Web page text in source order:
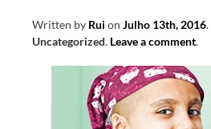
Written by Rui on Julho 13th, 2016.
Uncategorized. Leave a comment.